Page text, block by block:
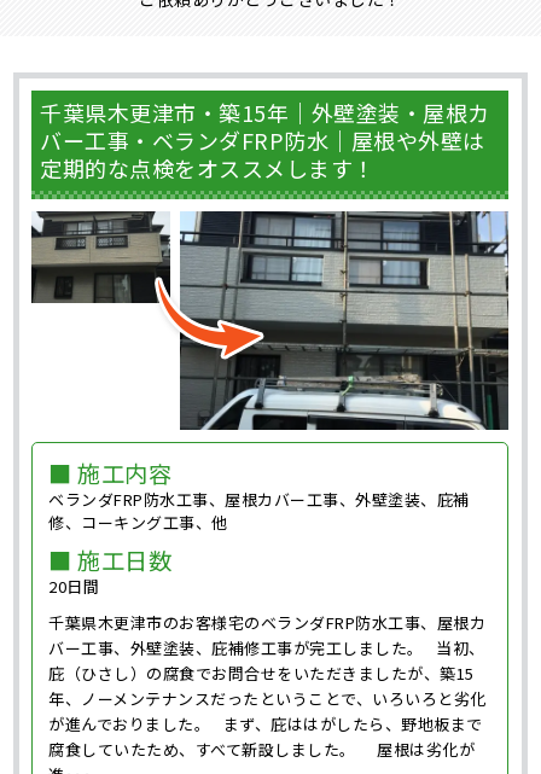
千葉県木更津市・築15年｜外壁塗装・屋根カ
バー工事・ベランダFRP防水｜屋根や外壁は
定期的な点検をオススメします！
■ 施工内容
ベランダFRP防水工事、屋根カバー工事、外壁塗装、庇補
修、コーキング工事、他
■ 施工日数
20日間
千葉県木更津市のお客様宅のベランダFRP防水工事、屋根カ
バー工事、外壁塗装、庇補修工事が完工しました。 当初、
庇（ひさし）の腐食でお問合せをいただきましたが、築15
年、ノーメンテナンスだったということで、いろいろと劣化
が進んでおりました。 まず、庇ははがしたら、野地板まで
腐食していたため、すべて新設しました。 屋根は劣化が